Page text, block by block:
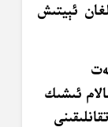
ئېيتىش
ئىشىك